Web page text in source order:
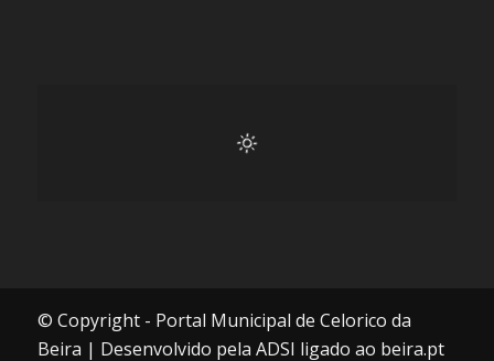
© Copyright - Portal Municipal de Celorico da
Beira | Desenvolvido pela ADSI ligado ao beira.pt